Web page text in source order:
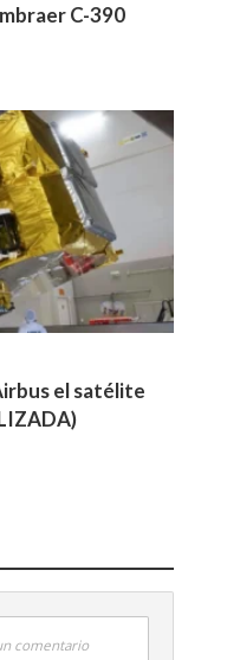
C-390
el satélite
comentario